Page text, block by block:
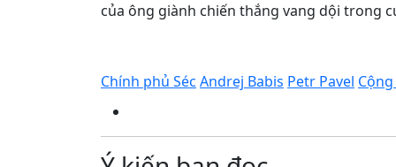
của ông giành chiến thắng vang dội trong
Chính phủ Séc Andrej Babis Petr Pavel